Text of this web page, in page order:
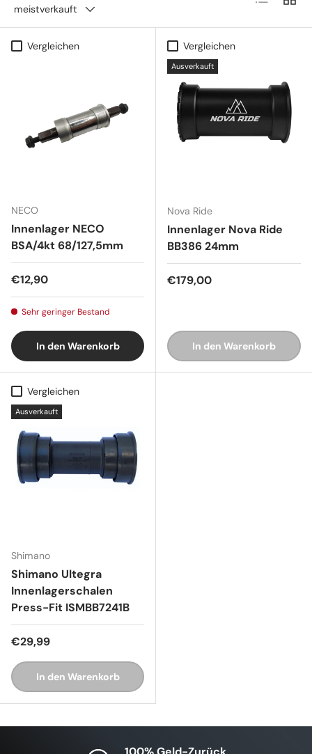
meistverkauft
Vergleichen
NECO
Innenlager NECO
BSA/4kt 68/127,5mm
Normaler Preis
€12,90
Sehr geringer Bestand
In den Warenkorb
Vergleichen
Ausverkauft
Nova Ride
Innenlager Nova Ride
BB386 24mm
Normaler Preis
€179,00
In den Warenkorb
Vergleichen
Ausverkauft
Shimano
Shimano Ultegra
Innenlagerschalen
Press-Fit ISMBB7241B
Normaler Preis
€29,99
In den Warenkorb